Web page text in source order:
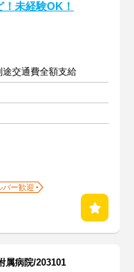
未経験OK！
途交通費全額支給
バー歓迎
属病院/203101